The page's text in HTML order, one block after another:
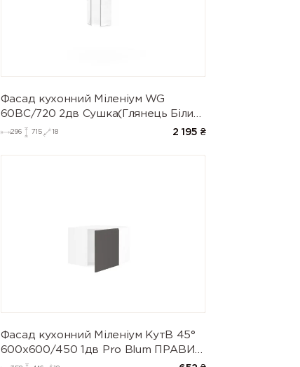
Фасад кухонний Міленіум WG
60ВС/720 2дв Сушка(Глянець Білий
(Серія М))
296 715 18 2 195 ₴
Фасад кухонний Міленіум КутВ 45°
600х600/450 1дв Pro Blum ПРАВИЙ
(напівмат)